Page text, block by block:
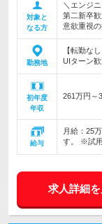
対象と
なる方
＼エンジ
第二新卒
意欲重視の
勤務地
【転勤な
UIターン
初年度
年収
261万円～
給与
月給：25
す。 ※試
求人詳細